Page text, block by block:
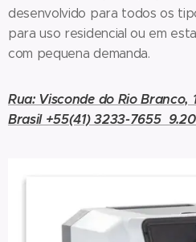
desenvolvido para todos os
para uso residencial ou em
com pequena demanda.
Rua: Visconde do Rio Branco,
Brasil +55(41) 3233-7655